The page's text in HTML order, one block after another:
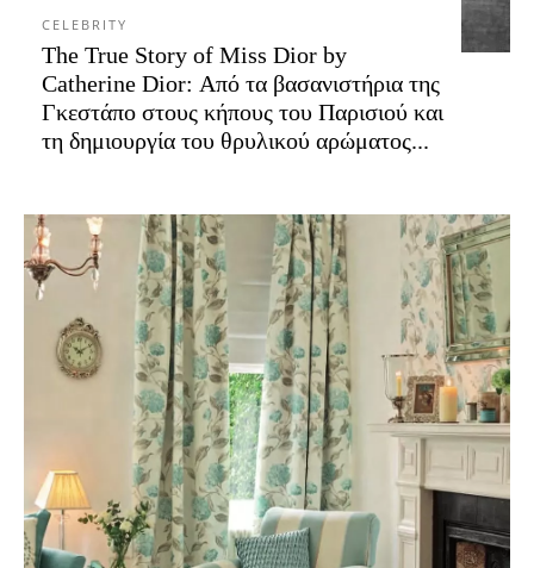
CELEBRITY
The True Story of Miss Dior by
Catherine Dior: Από τα βασανιστήρια της
Γκεστάπο στους κήπους του Παρισιού και
τη δημιουργία του θρυλικού αρώματος...